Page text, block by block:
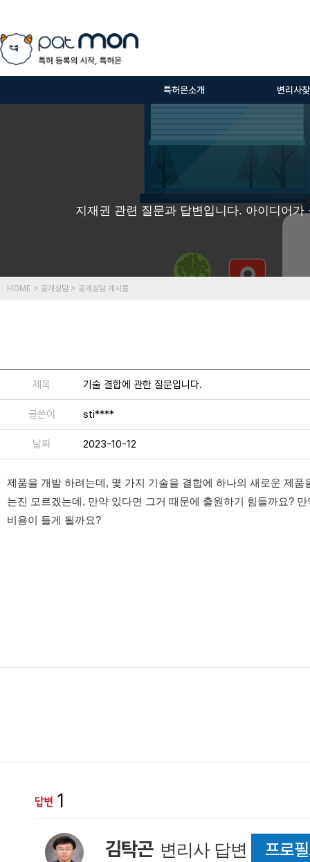
특허몬소개 변리사
지재권 관련 질문과 답변입니다. 아이디어
HOME > 공개상담 > 공개상담 게시물
제목 기술 결합에 관한 질문입니다.
글쓴이 sti****
날짜 2023-10-12
제품을 개발 하려는데, 몇 가지 기술을 결합에 하나의 새로운 제
는진 모르겠는데, 만약 있다면 그거 때문에 출원하기 힘들까요?
비용이 들게 될까요?
1
김탁곤 변리사 답변 프로